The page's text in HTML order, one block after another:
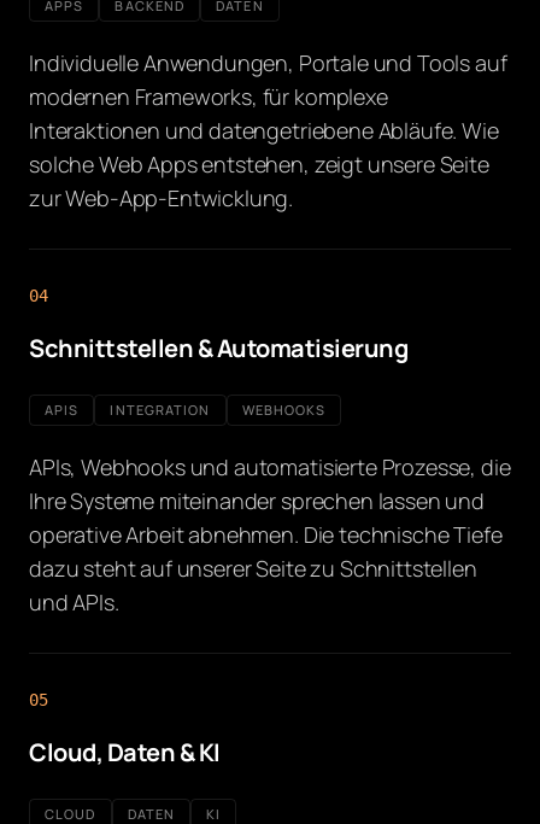
APPS BACKEND DATEN
Individuelle Anwendungen, Portale und Tools auf
modernen Frameworks, für komplexe
Interaktionen und datengetriebene Abläufe. Wie
solche Web Apps entstehen, zeigt unsere Seite
zur Web-App-Entwicklung.
04
Schnittstellen & Automatisierung
APIS INTEGRATION WEBHOOKS
APIs, Webhooks und automatisierte Prozesse, die
Ihre Systeme miteinander sprechen lassen und
operative Arbeit abnehmen. Die technische Tiefe
dazu steht auf unserer Seite zu Schnittstellen
und APIs.
05
Cloud, Daten & KI
CLOUD DATEN KI